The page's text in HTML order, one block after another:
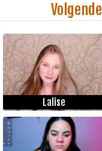
Volgende
Lalise